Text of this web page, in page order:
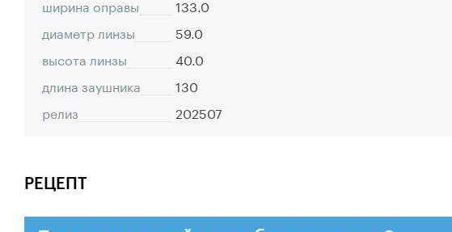
ширина оправы
133.0
диаметр линзы
59.0
высота линзы
40.0
длина заушника
130
релиз
202507
РЕЦЕПТ